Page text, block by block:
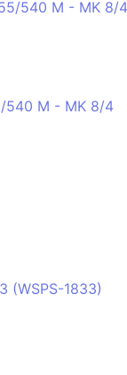
540 M - MK 8/4